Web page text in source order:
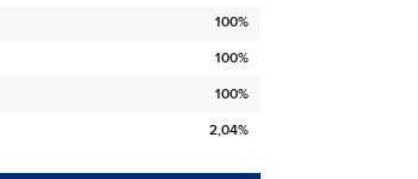
100%
100%
100%
2,04%